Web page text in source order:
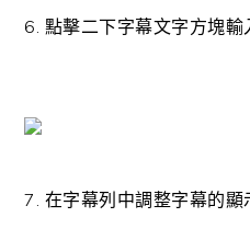
6. 點擊二下字幕文字方塊輸
7. 在字幕列中調整字幕的顯